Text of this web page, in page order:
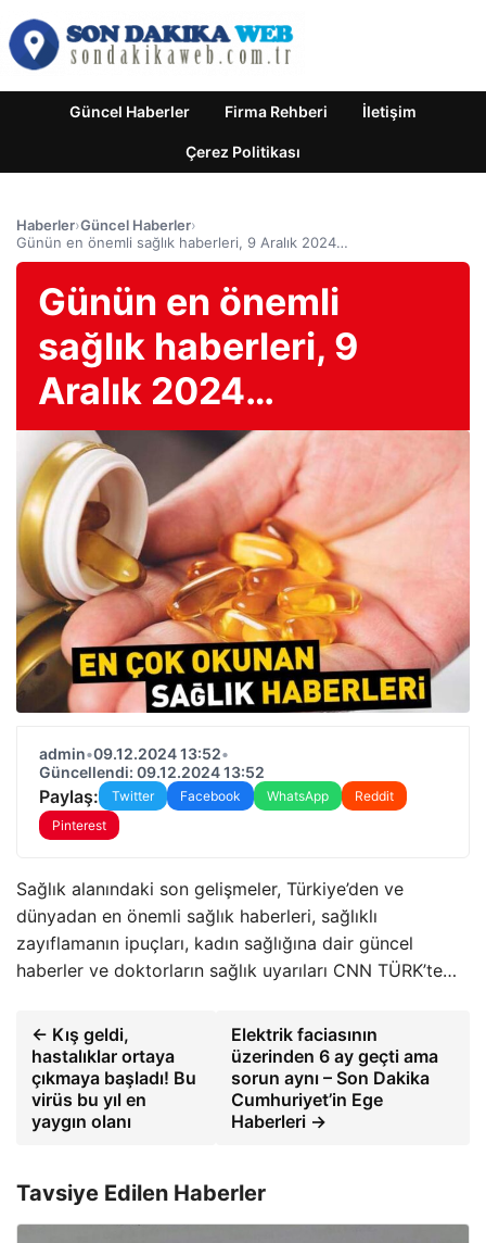
Güncel Haberler Firma Rehberi İletişim
Çerez Politikası
Haberler›Güncel Haberler›
Günün en önemli sağlık haberleri, 9 Aralık 2024…
Günün en önemli
sağlık haberleri, 9
Aralık 2024…
admin•09.12.2024 13:52•
Güncellendi: 09.12.2024 13:52
Paylaş: Twitter Facebook WhatsApp
Reddit
Pinterest
Sağlık alanındaki son gelişmeler, Türkiye’den ve
dünyadan en önemli sağlık haberleri, sağlıklı
zayıflamanın ipuçları, kadın sağlığına dair güncel
haberler ve doktorların sağlık uyarıları CNN TÜRK’te…
← Kış geldi,
hastalıklar ortaya
çıkmaya başladı! Bu
virüs bu yıl en
yaygın olanı
Elektrik faciasının
üzerinden 6 ay geçti ama
sorun aynı – Son Dakika
Cumhuriyet’in Ege
Haberleri →
Tavsiye Edilen Haberler